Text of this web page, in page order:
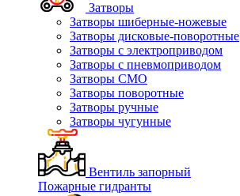
Затворы
Затворы шиберные-ножевые
Затворы дисковые-поворотные
Затворы с электроприводом
Затворы с пневмоприводом
Затворы СМО
Затворы поворотные
Затворы ручные
Затворы чугунные
Вентиль запорный
Пожарные гидранты